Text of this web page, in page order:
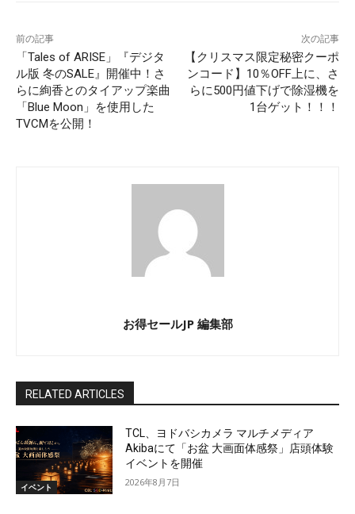
前の記事
「Tales of ARISE」『デジタ
ル版 冬のSALE』開催中！さ
らに絢香とのタイアップ楽曲
「Blue Moon」を使用した
TVCMを公開！
次の記事
【クリスマス限定秘密クーポ
ンコード】10％OFF上に、さ
らに500円値下げで除湿機を
1台ゲット！！！
お得セールJP 編集部
RELATED ARTICLES
イベント
TCL、ヨドバシカメラ マルチメディア
Akibaにて「お盆 大画面体感祭」店頭体験
イベントを開催
2026年8月7日